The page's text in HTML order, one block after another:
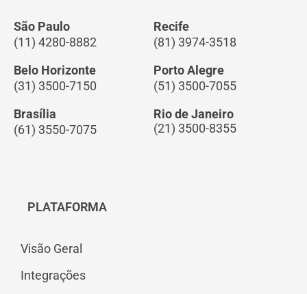
São Paulo
(11) 4280-8882
Recife
(81) 3974-3518
Belo Horizonte
(31) 3500-7150
Porto Alegre
(51) 3500-7055
Brasília
(61) 3550-7075
Rio de Janeiro
(21) 3500-8355
PLATAFORMA
Visão Geral
Integrações